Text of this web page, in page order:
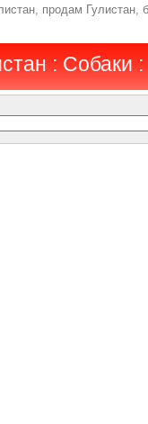
продам Гулистан,
: Собаки